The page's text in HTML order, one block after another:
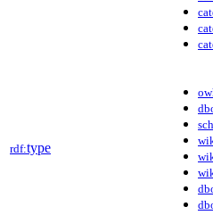
rdf:type